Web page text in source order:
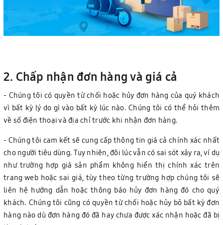
2. Chấp nhận đơn hàng và giá cả
- Chúng tôi có quyền từ chối hoặc hủy đơn hàng của quý khách
vì bất kỳ lý do gì vào bất kỳ lúc nào. Chúng tôi có thể hỏi thêm
về số điện thoại và địa chỉ trước khi nhận đơn hàng.
- Chúng tôi cam kết sẽ cung cấp thông tin giá cả chính xác nhất
cho người tiêu dùng. Tuy nhiên, đôi lúc vẫn có sai sót xảy ra, ví dụ
như trường hợp giá sản phẩm không hiển thị chính xác trên
trang web hoặc sai giá, tùy theo từng trường hợp chúng tôi sẽ
liên hệ hướng dẫn hoặc thông báo hủy đơn hàng đó cho quý
khách. Chúng tôi cũng có quyền từ chối hoặc hủy bỏ bất kỳ đơn
hàng nào dù đơn hàng đó đã hay chưa được xác nhận hoặc đã bị